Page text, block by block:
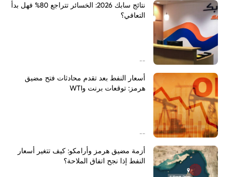
نتائج سابك 2026: الخسائر تتراجع 80% فهل بدأ
التعافي؟
--
أسعار النفط بعد تقدم محادثات فتح مضيق
هرمز: توقعات برنت وWTI
--
أزمة مضيق هرمز وأرامكو: كيف تتغير أسعار
النفط إذا نجح اتفاق الملاحة؟